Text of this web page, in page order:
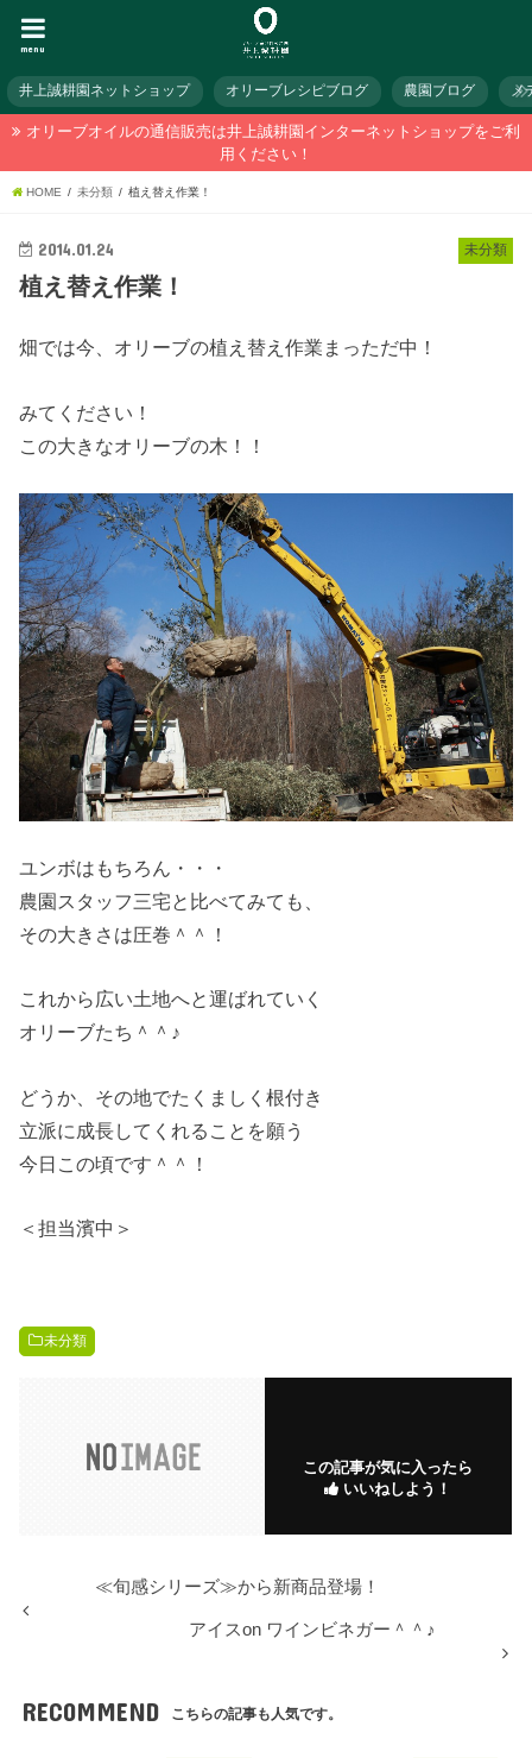
menu
井上誠耕園ネットショップ オリーブレシピブログ 農園ブログ メ
オリーブオイルの通信販売は井上誠耕園インターネットショップをご利
用ください！
HOME 未分類 植え替え作業！
未分類
2014.01.24
植え替え作業！
畑では今、オリーブの植え替え作業まっただ中！
みてください！
この大きなオリーブの木！！
ユンボはもちろん・・・
農園スタッフ三宅と比べてみても、
その大きさは圧巻＾＾！
これから広い土地へと運ばれていく
オリーブたち＾＾♪
どうか、その地でたくましく根付き
立派に成長してくれることを願う
今日この頃です＾＾！
＜担当濱中＞
未分類
この記事が気に入ったら
いいねしよう！
≪旬感シリーズ≫から新商品登場！
アイスon ワインビネガー＾＾♪
RECOMMEND こちらの記事も人気です。